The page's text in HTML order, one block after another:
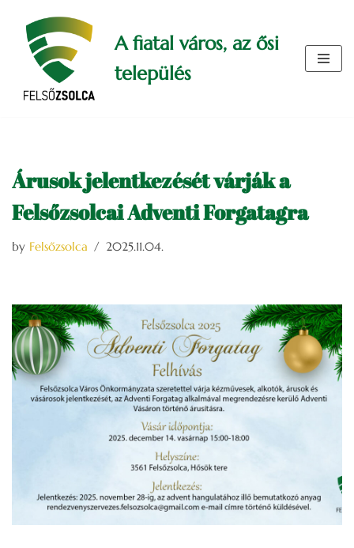
Skip
content
A fiatal város, az ősi
település
Árusok jelentkezését várják a
Felsőzsolcai Adventi Forgatagra
by Felsőzsolca 2025.11.04.